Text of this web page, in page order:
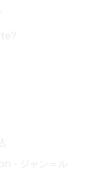
- ジャン＝ル